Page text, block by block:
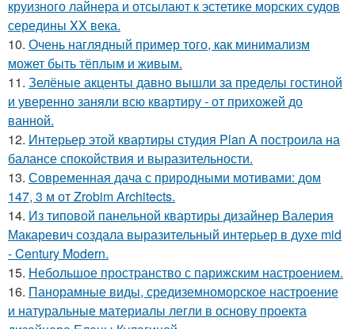
круизного лайнера и отсылают к эстетике морских судов
середины XX века.
10. Очень наглядный пример того, как минимализм
может быть тёплым и живым.
11. Зелёные акценты давно вышли за пределы гостиной
и уверенно заняли всю квартиру - от прихожей до
ванной.
12. Интерьер этой квартиры студия Plan A построила на
балансе спокойствия и выразительности.
13. Современная дача с природными мотивами: дом
147, 3 м от Zrobim Architects.
14. Из типовой панельной квартиры дизайнер Валерия
Макаревич создала выразительный интерьер в духе mid
- Century Modern.
15. Небольшое пространство с парижским настроением.
16. Панорамные виды, средиземноморское настроение
и натуральные материалы легли в основу проекта